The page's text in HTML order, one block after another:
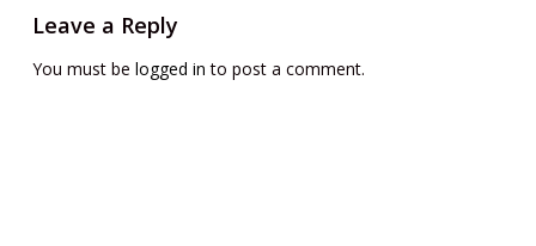
Leave a Reply
You must be logged in to post a comment.